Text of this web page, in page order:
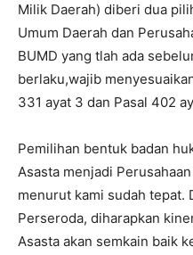
Milik Daerah) diberi dua
Umum Daerah dan
BUMD yang tlah ada
berlaku,wajib
331 ayat 3 dan Pasal 402
Pemilihan bentuk badan
Asasta menjadi
menurut kami sudah tepat.
Perseroda, diharapkan
Asasta akan semkain baik